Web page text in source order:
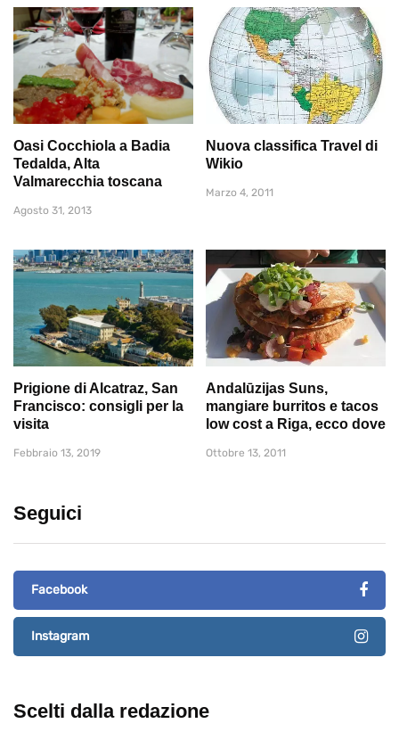
Oasi Cocchiola a Badia
Tedalda, Alta
Valmarecchia toscana
Agosto 31, 2013
Nuova classifica Travel di
Wikio
Marzo 4, 2011
Prigione di Alcatraz, San
Francisco: consigli per la
visita
Febbraio 13, 2019
Andalūzijas Suns,
mangiare burritos e tacos
low cost a Riga, ecco dove
Ottobre 13, 2011
Seguici
Facebook
Instagram
Scelti dalla redazione